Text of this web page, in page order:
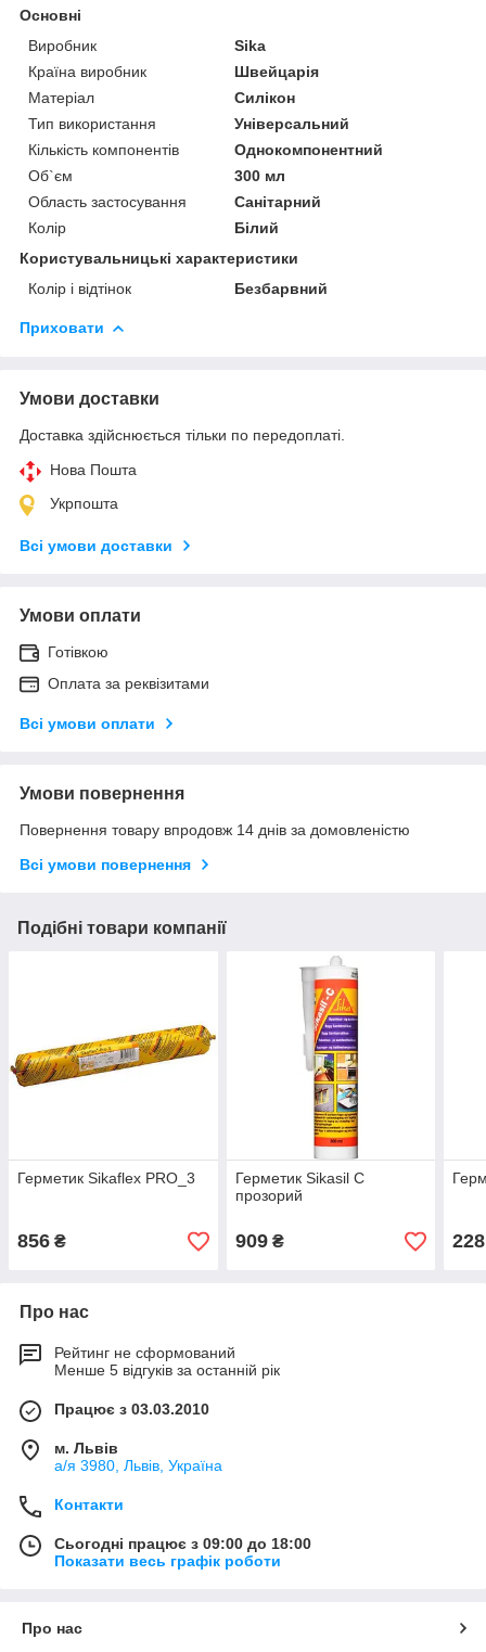
Основні
Виробник
Sika
Країна виробник
Швейцарія
Матеріал
Силікон
Тип використання
Універсальний
Кількість компонентів
Однокомпонентний
Об`єм
300 мл
Область застосування
Санітарний
Колір
Білий
Користувальницькі характеристики
Колір і відтінок
Безбарвний
Приховати
Умови доставки
Доставка здійснюється тільки по передоплаті.
Нова Пошта
Укрпошта
Всі умови доставки
Умови оплати
Готівкою
Оплата за реквізитами
Всі умови оплати
Умови повернення
Повернення товару впродовж 14 днів за домовленістю
Всі умови повернення
Подібні товари компанії
Герметик Sikaflex PRO_3
856 ₴
Герметик Sikasil C
прозорий
909₴ 228
Про нас
Рейтинг не сформований
Менше 5 відгуків за останній рік
Працює з 03.03.2010
м. Львів
а/я 3980, Львів, Україна
Контакти
Сьогодні працює з 09:00 до 18:00
Показати весь графік роботи
Про нас